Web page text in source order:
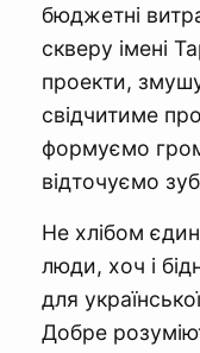
бюджетні
скверу імені
проекти,
свідчитиме
формуємо
відточуємо
Не хлібом
люди, хоч і
для
Добре